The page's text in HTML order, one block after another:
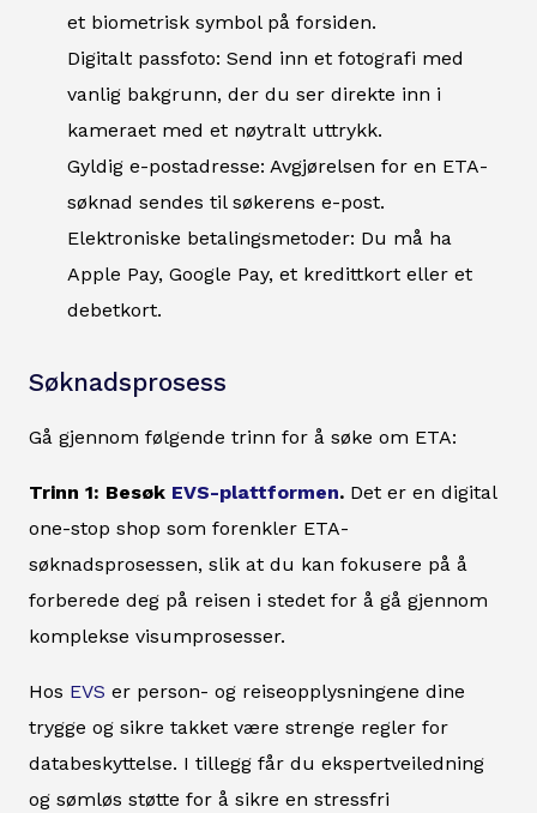
et biometrisk symbol på forsiden.
Digitalt passfoto: Send inn et fotografi med
vanlig bakgrunn, der du ser direkte inn i
kameraet med et nøytralt uttrykk.
Gyldig e-postadresse: Avgjørelsen for en ETA-
søknad sendes til søkerens e-post.
Elektroniske betalingsmetoder: Du må ha
Apple Pay, Google Pay, et kredittkort eller et
debetkort.
Søknadsprosess
Gå gjennom følgende trinn for å søke om ETA:
Trinn 1: Besøk EVS-plattformen. Det er en digital
one-stop shop som forenkler ETA-
søknadsprosessen, slik at du kan fokusere på å
forberede deg på reisen i stedet for å gå gjennom
komplekse visumprosesser.
Hos EVS er person- og reiseopplysningene dine
trygge og sikre takket være strenge regler for
databeskyttelse. I tillegg får du ekspertveiledning
og sømløs støtte for å sikre en stressfri